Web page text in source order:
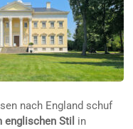
nach England schuf
Stil in